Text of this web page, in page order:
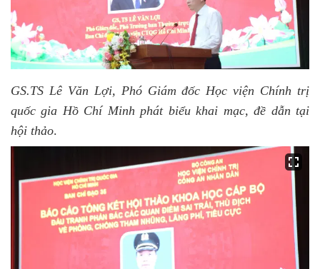
GS.TS Lê Văn Lợi, Phó Giám đốc Học viện Chính trị
quốc gia Hồ Chí Minh phát biểu khai mạc, đề dẫn tại
hội thảo.